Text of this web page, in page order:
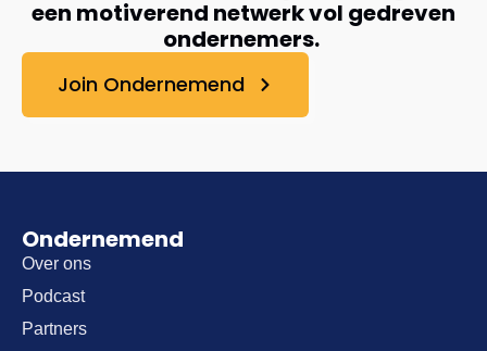
een motiverend netwerk vol gedreven
ondernemers.
Join Ondernemend
Ondernemend
Over ons
Podcast
Partners